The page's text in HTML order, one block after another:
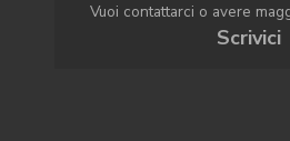
Vuoi contattarci o avere
Scrivici